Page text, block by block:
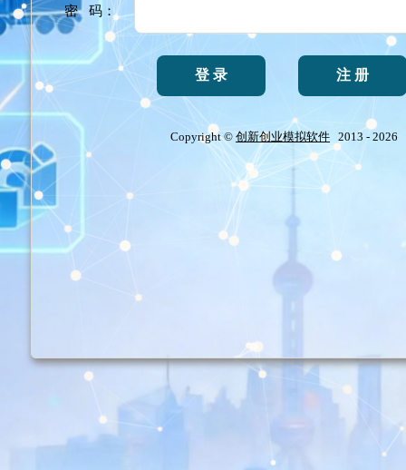
密 码：
Copyright ©创新创业模拟软件 2013 - 2026